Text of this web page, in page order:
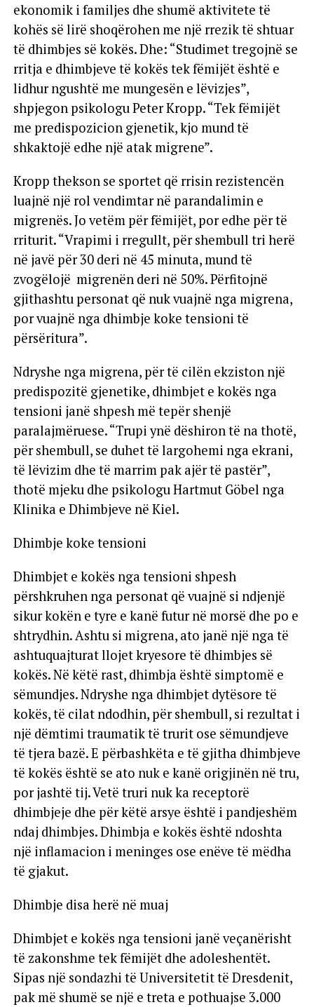
ekonomik i familjes dhe shumë aktivitete të
kohës së lirë shoqërohen me një rrezik të shtuar
të dhimbjes së kokës. Dhe: “Studimet tregojnë se
rritja e dhimbjeve të kokës tek fëmijët është e
lidhur ngushtë me mungesën e lëvizjes”,
shpjegon psikologu Peter Kropp. “Tek fëmijët
me predispozicion gjenetik, kjo mund të
shkaktojë edhe një atak migrene”.
Kropp thekson se sportet që rrisin rezistencën
luajnë një rol vendimtar në parandalimin e
migrenës. Jo vetëm për fëmijët, por edhe për të
rriturit. “Vrapimi i rregullt, për shembull tri herë
në javë për 30 deri në 45 minuta, mund të
zvogëlojë migrenën deri në 50%. Përfitojnë
gjithashtu personat që nuk vuajnë nga migrena,
por vuajnë nga dhimbje koke tensioni të
përsëritura”.
Ndryshe nga migrena, për të cilën ekziston një
predispozitë gjenetike, dhimbjet e kokës nga
tensioni janë shpesh më tepër shenjë
paralajmëruese. “Trupi ynë dëshiron të na thotë,
për shembull, se duhet të largohemi nga ekrani,
të lëvizim dhe të marrim pak ajër të pastër”,
thotë mjeku dhe psikologu Hartmut Göbel nga
Klinika e Dhimbjeve në Kiel.
Dhimbje koke tensioni
Dhimbjet e kokës nga tensioni shpesh
përshkruhen nga personat që vuajnë si ndjenjë
sikur kokën e tyre e kanë futur në morsë dhe po e
shtrydhin. Ashtu si migrena, ato janë një nga të
ashtuquajturat llojet kryesore të dhimbjes së
kokës. Në këtë rast, dhimbja është simptomë e
sëmundjes. Ndryshe nga dhimbjet dytësore të
kokës, të cilat ndodhin, për shembull, si rezultat i
një dëmtimi traumatik të trurit ose sëmundjeve
të tjera bazë. E përbashkëta e të gjitha dhimbjeve
të kokës është se ato nuk e kanë origjinën në tru,
por jashtë tij. Vetë truri nuk ka receptorë
dhimbjeje dhe për këtë arsye është i pandjeshëm
ndaj dhimbjes. Dhimbja e kokës është ndoshta
një inflamacion i meninges ose enëve të mëdha
të gjakut.
Dhimbje disa herë në muaj
Dhimbjet e kokës nga tensioni janë veçanërisht
të zakonshme tek fëmijët dhe adoleshentët.
Sipas një sondazhi të Universitetit të Dresdenit,
pak më shumë se një e treta e pothuajse 3.000